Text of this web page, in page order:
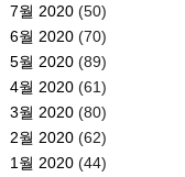
7월 2020(50)
6월 2020(70)
5월 2020(89)
4월 2020(61)
3월 2020(80)
2월 2020(62)
1월 2020(44)